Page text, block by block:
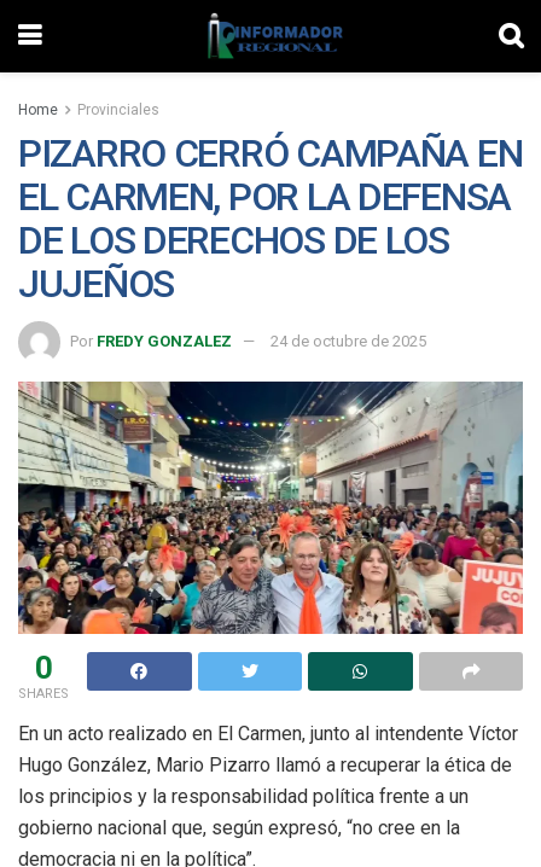
Home Provinciales
PIZARRO CERRÓ CAMPAÑA EN
EL CARMEN, POR LA DEFENSA
DE LOS DERECHOS DE LOS
JUJEÑOS
Por FREDY GONZALEZ 24 de octubre de 2025
0
SHARES
En un acto realizado en El Carmen, junto al intendente Víctor
Hugo González, Mario Pizarro llamó a recuperar la ética de
los principios y la responsabilidad política frente a un
gobierno nacional que, según expresó, “no cree en la
democracia ni en la política”.